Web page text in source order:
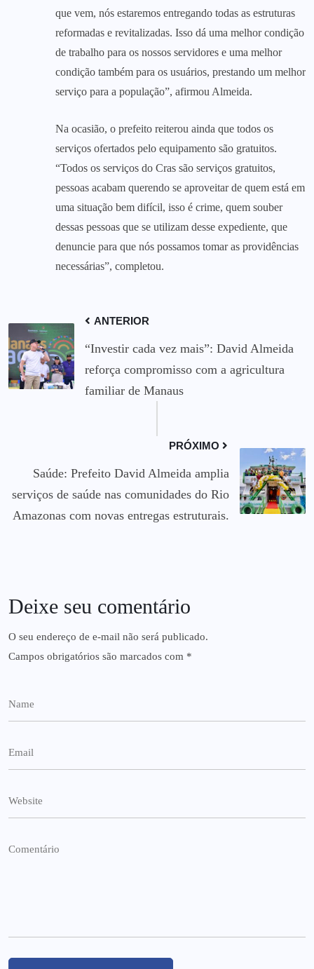
que vem, nós estaremos entregando todas as estruturas
reformadas e revitalizadas. Isso dá uma melhor condição
de trabalho para os nossos servidores e uma melhor
condição também para os usuários, prestando um melhor
serviço para a população”, afirmou Almeida.
Na ocasião, o prefeito reiterou ainda que todos os
serviços ofertados pelo equipamento são gratuitos.
“Todos os serviços do Cras são serviços gratuitos,
pessoas acabam querendo se aproveitar de quem está em
uma situação bem difícil, isso é crime, quem souber
dessas pessoas que se utilizam desse expediente, que
denuncie para que nós possamos tomar as providências
necessárias”, completou.
ANTERIOR
“Investir cada vez mais”: David Almeida
reforça compromisso com a agricultura
familiar de Manaus
PRÓXIMO
Saúde: Prefeito David Almeida amplia
serviços de saúde nas comunidades do Rio
Amazonas com novas entregas estruturais.
Deixe seu comentário
O seu endereço de e-mail não será publicado.
Campos obrigatórios são marcados com *